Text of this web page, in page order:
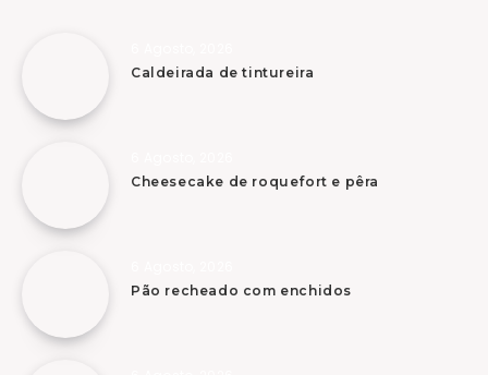
Caldeirada de tintureira
Cheesecake de roquefort e pêra
Pão recheado com enchidos